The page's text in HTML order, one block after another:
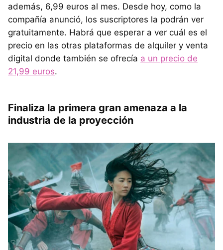
además, 6,99 euros al mes. Desde hoy, como la
compañía anunció, los suscriptores la podrán ver
gratuitamente. Habrá que esperar a ver cuál es el
precio en las otras plataformas de alquiler y venta
digital donde también se ofrecía a un precio de
21,99 euros.
Finaliza la primera gran amenaza a la
industria de la proyección